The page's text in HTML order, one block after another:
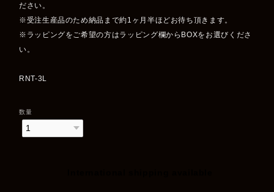
ださい。
※受注生産品のため納品まで約1ヶ月半ほどお待ち頂きます。
※ラッピングをご希望の方はラッピング欄からBOXをお選びくださ
い。
RNT-3L
数量